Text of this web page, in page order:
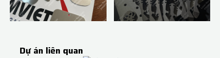
Dự án liên quan